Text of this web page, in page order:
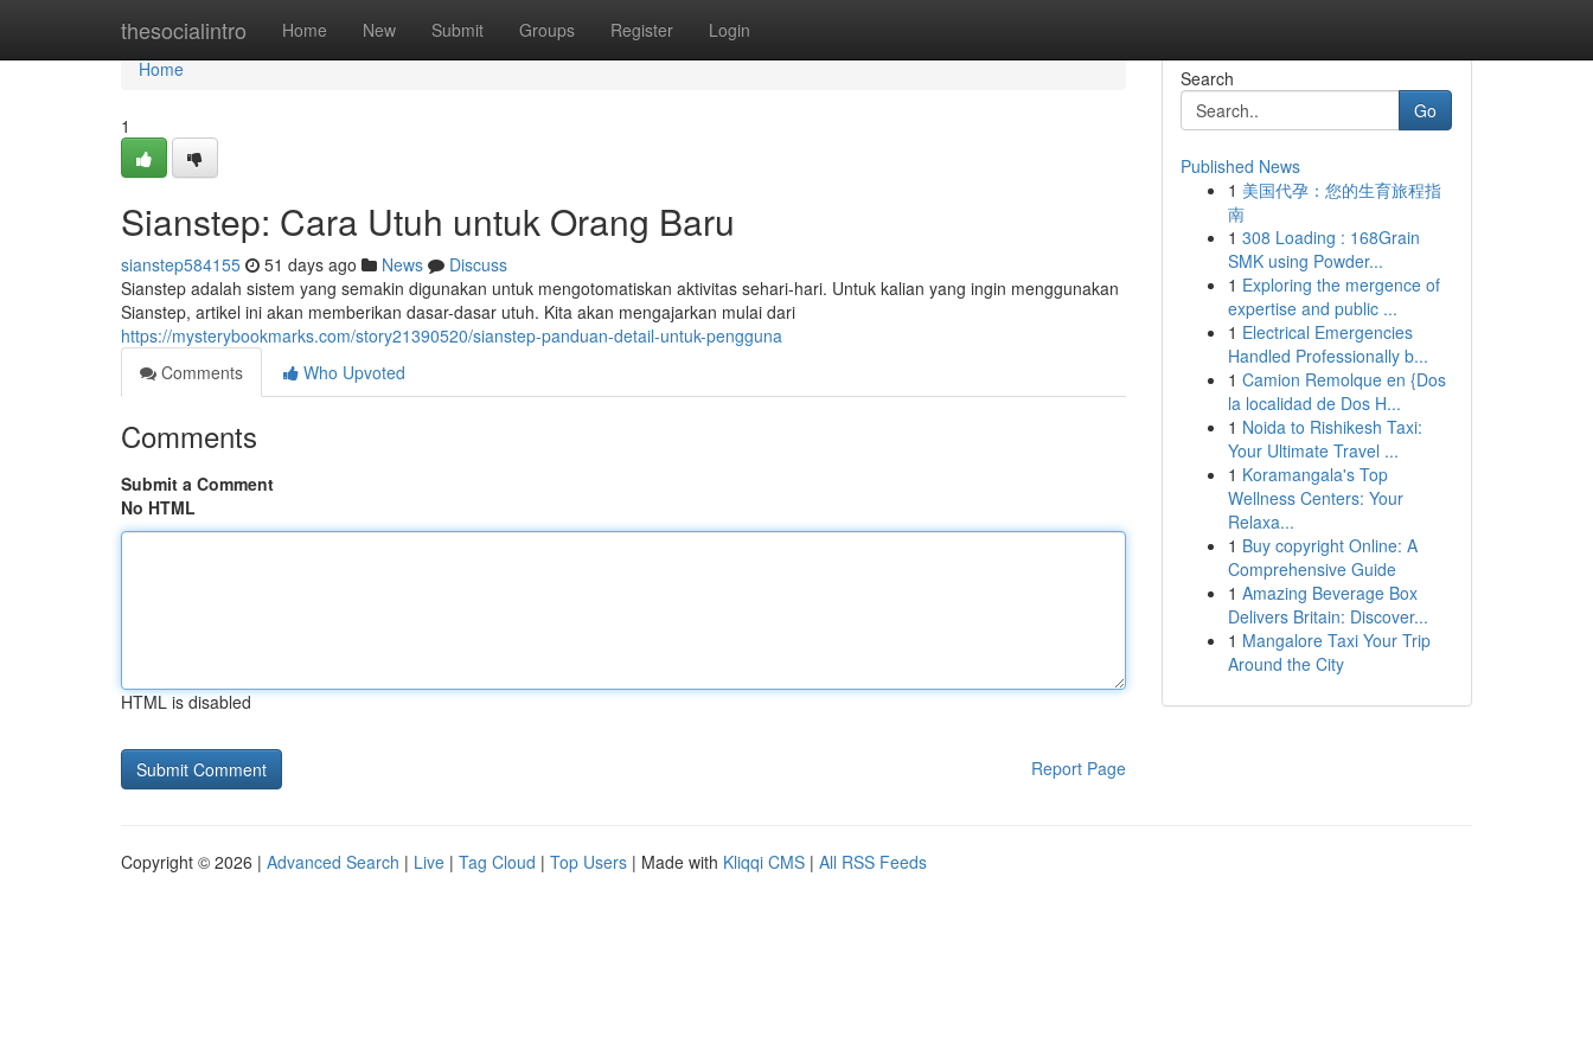
thesocialintro Home New Submit Groups Register Login
Home
Home
1
Sianstep: Cara Utuh untuk Orang Baru
sianstep584155 51 days ago News
Discuss
Sianstep adalah sistem yang semakin digunakan untuk mengotomatiskan aktivitas sehari-hari. Untuk kalian yang ingin menggunakan
Sianstep, artikel ini akan memberikan dasar-dasar utuh. Kita akan mengajarkan mulai dari
https://mysterybookmarks.com/story21390520/sianstep-panduan-detail-untuk-pengguna
Comments
Who Upvoted
Comments
Submit a Comment
No HTML
HTML is disabled
Report Page
Search
Go
Published News
1 美国代孕：您的生育旅程指
南
1 308 Loading : 168Grain
SMK using Powder...
1 Exploring the mergence of
expertise and public ...
1 Electrical Emergencies
Handled Professionally b...
1 Camion Remolque en {Dos
la localidad de Dos H...
1 Noida to Rishikesh Taxi:
Your Ultimate Travel ...
1 Koramangala's Top
Wellness Centers: Your
Relaxa...
1 Buy copyright Online: A
Comprehensive Guide
1 Amazing Beverage Box
Delivers Britain: Discover...
1 Mangalore Taxi Your Trip
Around the City
Copyright © 2026 | Advanced Search | Live | Tag Cloud | Top Users | Made with Kliqqi CMS | All RSS Feeds